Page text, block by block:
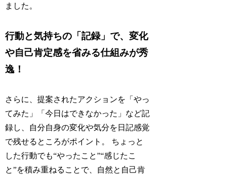
ました。
行動と気持ちの「記録」で、変化
や自己肯定感を省みる仕組みが秀
逸！
さらに、提案されたアクションを「やっ
てみた」「今日はできなかった」など記
録し、自分自身の変化や気分を日記感覚
で残せるところがポイント。 ちょっと
した行動でも“やったこと”“感じたこ
と”を積み重ねることで、自然と自己肯